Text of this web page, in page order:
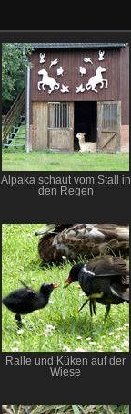
Alpaka schaut vom Stall in
den Regen
Ralle und Küken auf der
Wiese